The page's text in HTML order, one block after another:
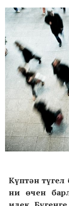
Күптән
ни өчен